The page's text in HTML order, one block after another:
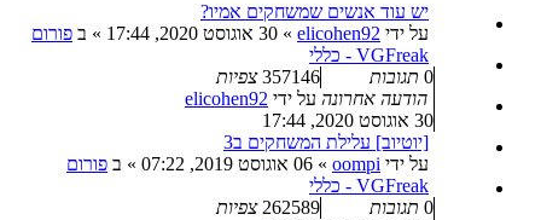
יש עוד אנשים שמשחקים אמיו?
על ידי elicohen92
» 30 אוגוסט 2020, 17:44 » ב פורום
VGFreak - כללי
0 תגובות 357146 צפיות
הודעה אחרונה על ידי elicohen92
30 אוגוסט 2020, 17:44
[יוטיוב] עלילת המשחקים ב3
על ידי oompi
» 06 אוגוסט 2019, 07:22 » ב פורום
VGFreak - כללי
0 תגובות 262589 צפיות